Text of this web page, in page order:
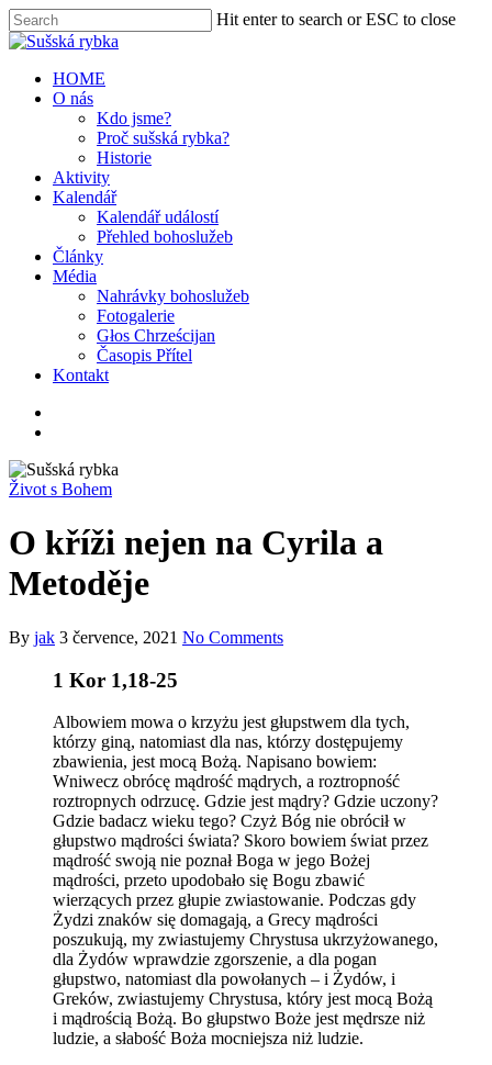
Hit enter to search or ESC to close
HOME
O nás
Kdo jsme?
Proč sušská rybka?
Historie
Aktivity
Kalendář
Kalendář událostí
Přehled bohoslužeb
Články
Média
Nahrávky bohoslužeb
Fotogalerie
Głos Chrześcijan
Časopis Přítel
Kontakt
Život s Bohem
O kříži nejen na Cyrila a
Metoděje
By jak 3 července, 2021 No Comments
1 Kor 1,18-25
Albowiem mowa o krzyżu jest głupstwem dla tych,
którzy giną, natomiast dla nas, którzy dostępujemy
zbawienia, jest mocą Bożą. Napisano bowiem:
Wniwecz obrócę mądrość mądrych, a roztropność
roztropnych odrzucę. Gdzie jest mądry? Gdzie uczony?
Gdzie badacz wieku tego? Czyż Bóg nie obrócił w
głupstwo mądrości świata? Skoro bowiem świat przez
mądrość swoją nie poznał Boga w jego Bożej
mądrości, przeto upodobało się Bogu zbawić
wierzących przez głupie zwiastowanie. Podczas gdy
Żydzi znaków się domagają, a Grecy mądrości
poszukują, my zwiastujemy Chrystusa ukrzyżowanego,
dla Żydów wprawdzie zgorszenie, a dla pogan
głupstwo, natomiast dla powołanych – i Żydów, i
Greków, zwiastujemy Chrystusa, który jest mocą Bożą
i mądrością Bożą. Bo głupstwo Boże jest mędrsze niż
ludzie, a słabość Boża mocniejsza niż ludzie.